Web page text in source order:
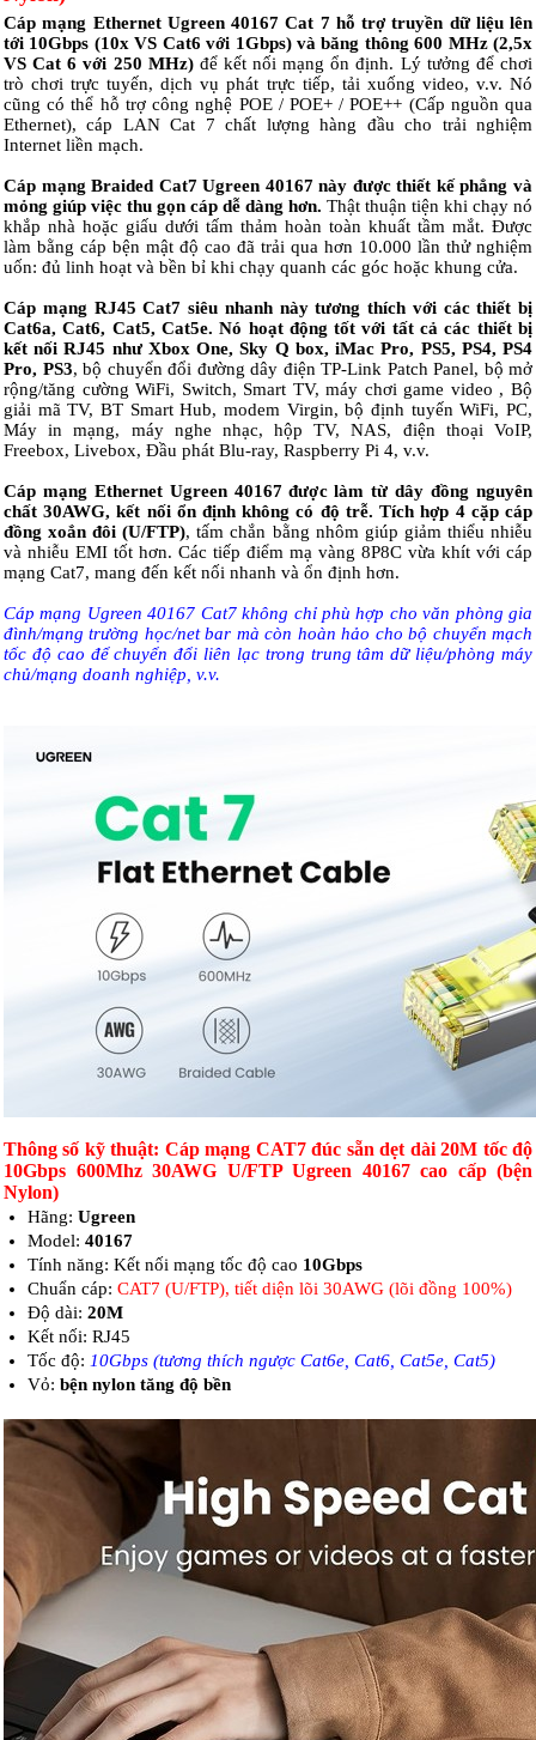
Cáp mạng Ethernet Ugreen 40167 Cat 7 hỗ trợ truyền dữ liệu lên
tới 10Gbps (10x VS Cat6 với 1Gbps) và băng thông 600 MHz (2,5x
VS Cat 6 với 250 MHz)để kết nối mạng ổn định. Lý tưởng để chơi
trò chơi trực tuyến, dịch vụ phát trực tiếp, tải xuống video, v.v. Nó
cũng có thể hỗ trợ công nghệ POE / POE+ / POE++ (Cấp nguồn qua
Ethernet), cáp LAN Cat 7 chất lượng hàng đầu cho trải nghiệm
Internet liền mạch.
Cáp mạng Braided Cat7 Ugreen 40167 này được thiết kế phẳng và
mỏng giúp việc thu gọn cáp dễ dàng hơn. Thật thuận tiện khi chạy nó
khắp nhà hoặc giấu dưới tấm thảm hoàn toàn khuất tầm mắt. Được
làm bằng cáp bện mật độ cao đã trải qua hơn 10.000 lần thử nghiệm
uốn: đủ linh hoạt và bền bỉ khi chạy quanh các góc hoặc khung cửa.
Cáp mạng RJ45 Cat7 siêu nhanh này tương thích với các thiết bị
Cat6a, Cat6, Cat5, Cat5e. Nó hoạt động tốt với tất cả các thiết bị
kết nối RJ45 như Xbox One, Sky Q box, iMac Pro, PS5, PS4, PS4
Pro, PS3, bộ chuyển đổi đường dây điện TP-Link Patch Panel, bộ mở
rộng/tăng cường WiFi, Switch, Smart TV, máy chơi game video , Bộ
giải mã TV, BT Smart Hub, modem Virgin, bộ định tuyến WiFi, PC,
Máy in mạng, máy nghe nhạc, hộp TV, NAS, điện thoại VoIP,
Freebox, Livebox, Đầu phát Blu-ray, Raspberry Pi 4, v.v.
Cáp mạng Ethernet Ugreen 40167 được làm từ dây đồng nguyên
chất 30AWG, kết nối ổn định không có độ trễ. Tích hợp 4 cặp cáp
đồng xoắn đôi (U/FTP), tấm chắn bằng nhôm giúp giảm thiểu nhiễu
và nhiễu EMI tốt hơn. Các tiếp điểm mạ vàng 8P8C vừa khít với cáp
mạng Cat7, mang đến kết nối nhanh và ổn định hơn.
Cáp mạng Ugreen 40167 Cat7 không chỉ phù hợp cho văn phòng gia
đình/mạng trường học/net bar mà còn hoàn hảo cho bộ chuyển mạch
tốc độ cao để chuyển đổi liên lạc trong trung tâm dữ liệu/phòng máy
chủ/mạng doanh nghiệp, v.v.
Thông số kỹ thuật: Cáp mạng CAT7 đúc sẵn dẹt dài 20M tốc độ
10Gbps 600Mhz 30AWG U/FTP Ugreen 40167 cao cấp (bện
Nylon)
Hãng: Ugreen
Model: 40167
Tính năng: Kết nối mạng tốc độ cao 10Gbps
Chuẩn cáp: CAT7 (U/FTP), tiết diện lõi 30AWG (lõi đồng 100%)
Độ dài: 20M
Kết nối: RJ45
Tốc độ: 10Gbps (tương thích ngược Cat6e, Cat6, Cat5e, Cat5)
Vỏ: bện nylon tăng độ bền